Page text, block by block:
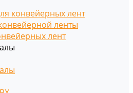
конвейерных лент
ленты
лент